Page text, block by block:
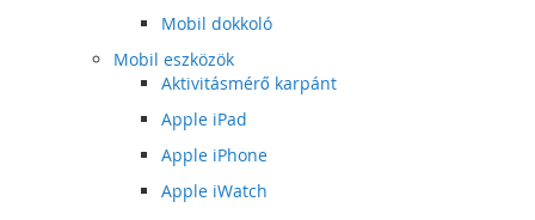
Mobil dokkoló
Mobil eszközök
Aktivitásmérő karpánt
Apple iPad
Apple iPhone
Apple iWatch